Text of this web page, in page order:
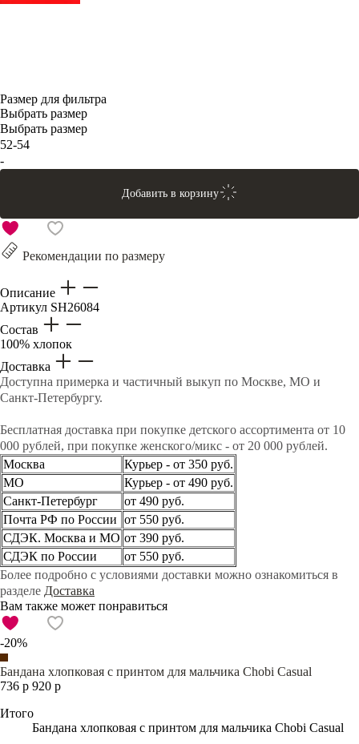
Размер для фильтра
Выбрать размер
Выбрать размер
52-54
-
Добавить в корзину
Рекомендации по размеру
Описание
Артикул SH26084
Состав
100% хлопок
Доставка
Доступна примерка и частичный выкуп по Москве, МО и
Санкт-Петербургу.
Бесплатная доставка при покупке детского ассортимента от 10
000 рублей, при покупке женского/микс - от 20 000 рублей.
Москва
Курьер - от 350 руб.
МО
Курьер - от 490 руб.
Санкт-Петербург
от 490 руб.
Почта РФ по России от 550 руб.
СДЭК. Москва и МО от 390 руб.
СДЭК по России
от 550 руб.
Более подробно с условиями доставки можно ознакомиться в
разделе Доставка
Вам также может понравиться
-20%
Бандана хлопковая с принтом для мальчика Chobi Casual
736 р 920 р
Итого
Бандана хлопковая с принтом для мальчика Chobi Casual